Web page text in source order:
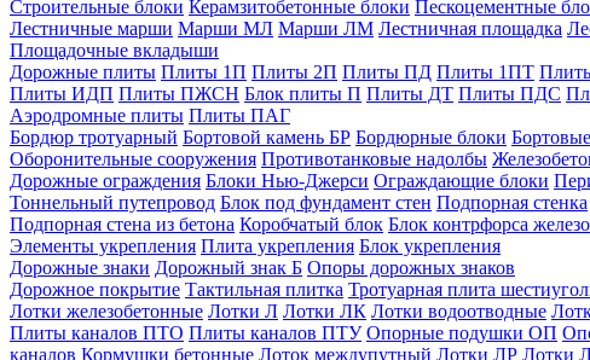
Строительные блоки Керамзитобетонные блоки Пескоцементные
Лестничные марши Марши МЛ Марши ЛМ Лестничная площадка
Площадочные вкладыши
Дорожные плиты Плиты 1П Плиты 2П Плиты ПД Плиты 1ПТ
Плиты ИДП Плиты ПЖСН Блок плиты П Плиты ДТ Плиты ПДС
Аэродромные плиты Плиты ПАГ
Бордюр тротуарный Бортовой камень БР Бордюрные блоки
Оборонительные сооружения Противотанковые надолбы
Дорожные ограждения Блоки Нью-Джерси Ограждающие блоки
Тоннельный путепровод Блок под фундамент стен Подпорная стенка
Подпорная стена из бетона Коробчатый блок Блок контрфорса
Элементы укрепления Плита укрепления Блок укрепления
Дорожные знаки Дорожный знак Б Опоры дорожных знаков
Дорожное покрытие Тактильная плитка Тротуарная плита
Лотки железобетонные Лотки Л Лотки ЛК Лотки водоотводные
Плиты каналов ПТО Плиты каналов ПТУ Опорные подушки ОП
каналов Кормушки бетонные Лоток междупутный Лотки ЛР Лотки